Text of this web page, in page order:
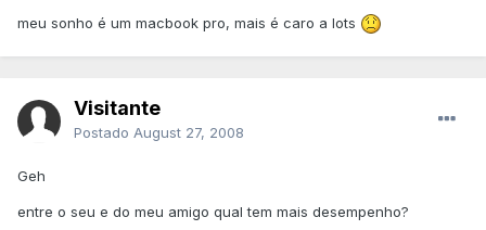
meu sonho é um macbook pro, mais é caro a lots
Visitante
Postado August 27, 2008
Geh
entre o seu e do meu amigo qual tem mais desempenho?